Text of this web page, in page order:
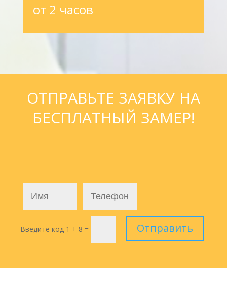
от 2 часов
ОТПРАВЬТЕ ЗАЯВКУ НА
БЕСПЛАТНЫЙ ЗАМЕР!
Введите код 1 + 8 = Отправить